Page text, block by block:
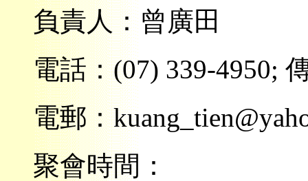
負責人：曾廣田
電話：(07) 339-4950;
電郵：
聚會時間：